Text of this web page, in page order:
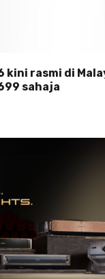
kini rasmi di
sahaja